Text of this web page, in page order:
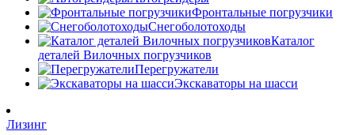
Фронтальные погрузчики
Снегоболотоходы
Каталог
деталей Вилочных погрузчиков
Перегружатели
Экскаваторы на шасси
Лизинг